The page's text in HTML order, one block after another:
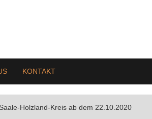
KONTAKT
Holzland-Kreis ab dem 22.10.2020